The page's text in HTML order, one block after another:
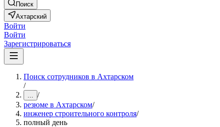
Поиск
Ахтарский
Войти
Войти
Зарегистрироваться
Поиск сотрудников в Ахтарском
/
... /
резюме в Ахтарском/
инженер строительного контроля/
полный день